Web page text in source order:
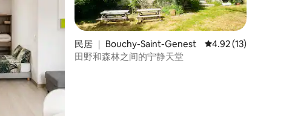
民居 ｜ Bouchy-Saint-Genest 平均评分 4.92 分（满
4.92 (13)
田野和森林之间的宁静天堂